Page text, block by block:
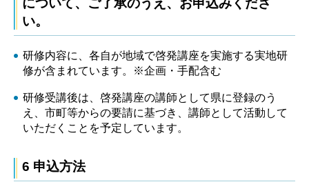
い。
研修内容に、各自が地域で啓発講座を実施する実地研
修が含まれています。※企画・手配含む
研修受講後は、啓発講座の講師として県に登録のう
え、市町等からの要請に基づき、講師として活動して
いただくことを予定しています。
6 申込方法